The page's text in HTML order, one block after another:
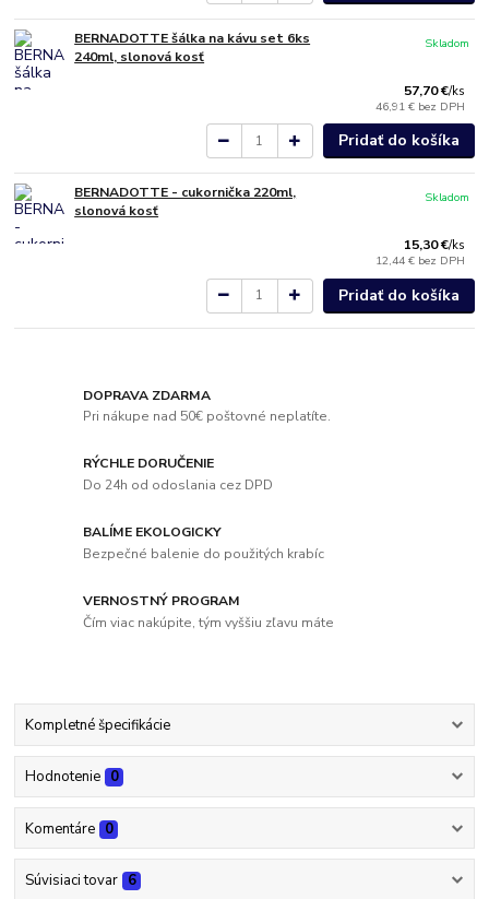
BERNADOTTE šálka na kávu set 6ks
240ml, slonová kosť
57,70 €/ks
46,91 € bez DPH
Skladom
Pridať do košíka
BERNADOTTE - cukornička 220ml,
slonová kosť
15,30 €/ks
12,44 € bez DPH
Skladom
Pridať do košíka
DOPRAVA ZDARMA
Pri nákupe nad 50€ poštovné neplatíte.
RÝCHLE DORUČENIE
Do 24h od odoslania cez DPD
BALÍME EKOLOGICKY
Bezpečné balenie do použitých krabíc
VERNOSTNÝ PROGRAM
Čím viac nakúpite, tým vyššiu zľavu máte
Kompletné špecifikácie
Hodnotenie 0
Komentáre 0
Súvisiaci tovar 6